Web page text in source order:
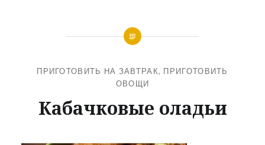
ПРИГОТОВИТЬ НА ЗАВТРАК, ПРИГОТОВИТЬ
ОВОЩИ
Кабачковые оладьи